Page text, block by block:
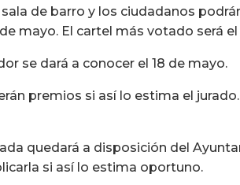
de barro y los ciudadanos
mayo. El cartel más votado será
se dará a conocer el 18 de mayo.
premios si así lo estima el
quedará a disposición del
si así lo estima oportuno.